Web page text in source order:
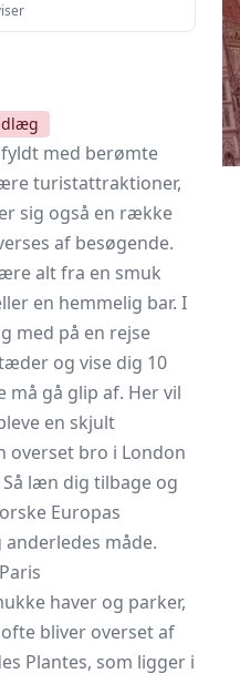
med berømte
turistattraktioner,
sig også en række
af besøgende.
alt fra en smuk
en hemmelig bar. I
med på en rejse
og vise dig 10
må gå glip af. Her vil
en skjult
overset bro i London
læn dig tilbage og
Europas
måde.
haver og parker,
bliver overset af
Plantes, som ligger i